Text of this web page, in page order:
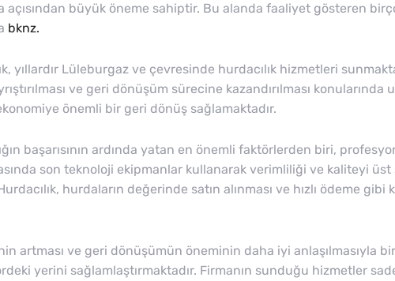
açısından büyük öneme sahiptir. Bu alanda faaliyet gösteren
bknz.
yıllardır Lüleburgaz ve çevresinde hurdacılık hizmetleri
ve geri dönüşüm sürecine kazandırılması konularında
önemli bir geri dönüş sağlamaktadır.
başarısının ardında yatan en önemli faktörlerden biri,
son teknoloji ekipmanlar kullanarak verimliliği ve kaliteyi
hurdaların değerinde satın alınması ve hızlı ödeme
artması ve geri dönüşümün öneminin daha iyi anlaşılmasıyla
yerini sağlamlaştırmaktadır. Firmanın sunduğu hizmetler